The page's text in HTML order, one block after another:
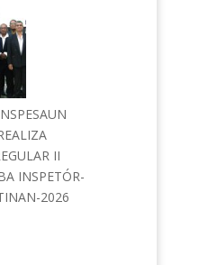
II
INSPETÓR-
2026